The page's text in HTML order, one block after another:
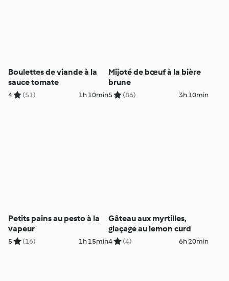
Boulettes de viande à la
sauce tomate
4 (51) 1h 10min
Mijoté de bœuf à la bière
brune
5 (86) 3h 10min
Petits pains au pesto à la
vapeur
5 (16) 1h 15min
Gâteau aux myrtilles,
glaçage au lemon curd
4 (4) 6h 20min